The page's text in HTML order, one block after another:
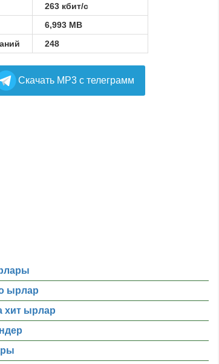
263 кбит/с
6,993 MB
248
Cкачать MP3 с телеграмм
ырлар
хит ырлар